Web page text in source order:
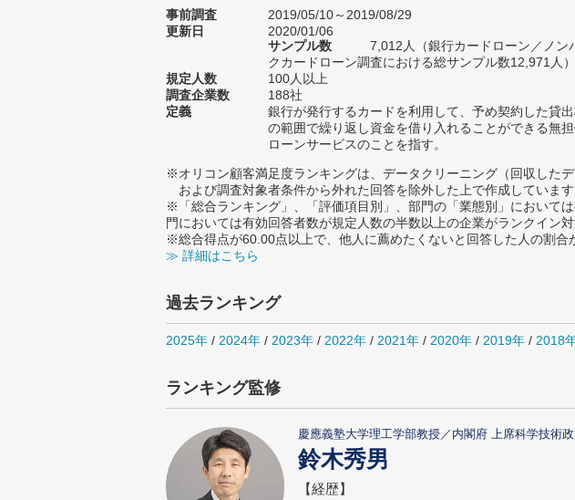
事前調査
2019/05/10～2019/08/29
更新日
2020/01/06
サンプル数
7,012人（銀行カードローン／ノン
クカードローン調査における総サンプル数12,971人）
規定人数
100人以上
調査企業数
188社
定義
銀行が発行するカードを利用して、予め契約した貸
の範囲で繰り返し資金を借り入れることができる無
ローンサービスのことを指す。
※オリコン顧客満足度ランキングは、データクリーニング（回収した
および調査対象者条件から外れた回答を除外した上で作成しています
※「総合ランキング」、「評価項目別」、部門の「業態別」において
門においては有効回答者数が規定人数の半数以上の企業がランクイン対
※総合得点が60.00点以上で、他人に薦めたくないと回答した人の割合
≫ 詳細はこちら
過去ランキング
2025年 / 2024年 / 2023年 / 2022年 / 2021年 / 2020年 / 2019年 / 2018
ランキング監修
慶應義塾大学理工学部教授／内閣府 上席科学技術政
鈴木秀男
【経歴】